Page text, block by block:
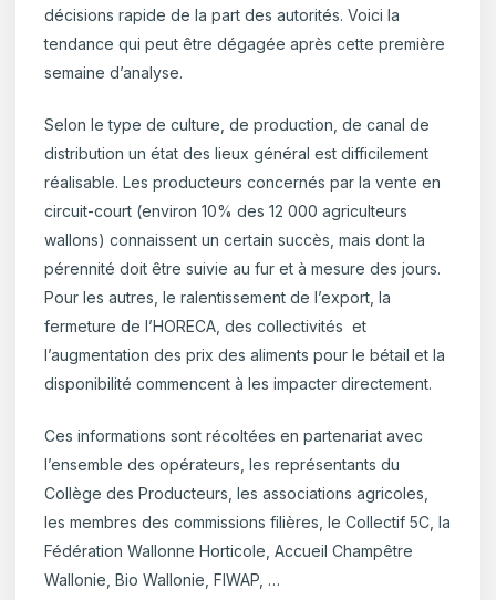
décisions rapide de la part des autorités. Voici la
tendance qui peut être dégagée après cette première
semaine d’analyse.
Selon le type de culture, de production, de canal de
distribution un état des lieux général est difficilement
réalisable. Les producteurs concernés par la vente en
circuit-court (environ 10% des 12 000 agriculteurs
wallons) connaissent un certain succès, mais dont la
pérennité doit être suivie au fur et à mesure des jours.
Pour les autres, le ralentissement de l’export, la
fermeture de l’HORECA, des collectivités et
l’augmentation des prix des aliments pour le bétail et la
disponibilité commencent à les impacter directement.
Ces informations sont récoltées en partenariat avec
l’ensemble des opérateurs, les représentants du
Collège des Producteurs, les associations agricoles,
les membres des commissions filières, le Collectif 5C, la
Fédération Wallonne Horticole, Accueil Champêtre
Wallonie, Bio Wallonie, FIWAP, …